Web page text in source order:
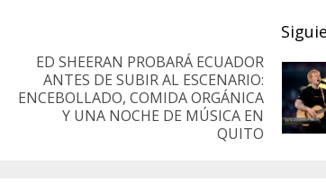
Entrada
anterior:
Siguiente
entrada:
ED SHEERAN PROBARÁ ECUADOR
ANTES DE SUBIR AL ESCENARIO:
ENCEBOLLADO, COMIDA ORGÁNICA
Y UNA NOCHE DE MÚSICA EN
QUITO